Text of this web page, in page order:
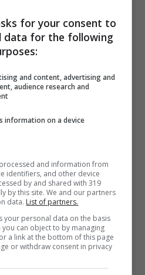
il
Rubiales s’è
della Federcalcio
arrivano a seguito del
con la
for your consent to
data for the following
and content, advertising and
audience research and
information on a device
and information from
identifiers, and other device
by and shared with 319
by this site. We and our partners
data. List of partners.
your personal data on the basis
can object to by managing
a link at the bottom of this page
or withdraw consent in privacy